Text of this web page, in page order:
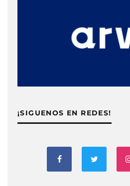
¡SIGUENOS EN REDES!